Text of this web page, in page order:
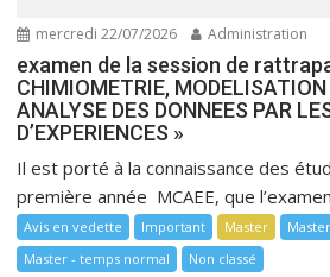
mercredi 22/07/2026 Administration
examen de la session de
CHIMIOMETRIE,
ANALYSE DES DONNEES PAR
D’EXPERIENCES »
Il est porté à la connaissance des
première année MCAEE, que l’examen
Avis en vedette Important Master
Master - temps normal
Non classé